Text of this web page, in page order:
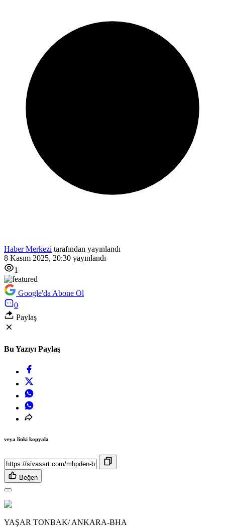
Haber Merkezi tarafından yayınlandı
8 Kasım 2025, 20:30 yayınlandı
1
Google'da Abone Ol
0
Paylaş
Bu Yazıyı Paylaş
veya linki kopyala
Beğen
YAŞAR TONBAK/ ANKARA-BHA